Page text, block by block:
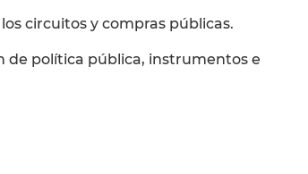
circuitos y compras públicas.
de política pública, instrumentos e